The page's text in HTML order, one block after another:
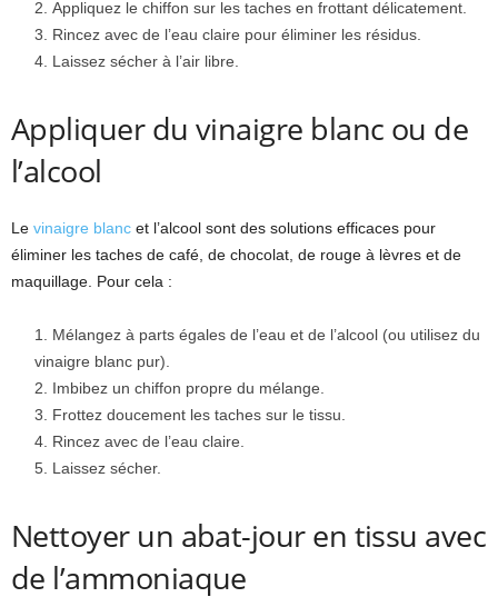
Appliquez le chiffon sur les taches en frottant délicatement.
Rincez avec de l’eau claire pour éliminer les résidus.
Laissez sécher à l’air libre.
Appliquer du vinaigre blanc ou de
l’alcool
Le vinaigre blanc et l’alcool sont des solutions efficaces pour
éliminer les taches de café, de chocolat, de rouge à lèvres et de
maquillage. Pour cela :
Mélangez à parts égales de l’eau et de l’alcool (ou utilisez du
vinaigre blanc pur).
Imbibez un chiffon propre du mélange.
Frottez doucement les taches sur le tissu.
Rincez avec de l’eau claire.
Laissez sécher.
Nettoyer un abat-jour en tissu avec
de l’ammoniaque